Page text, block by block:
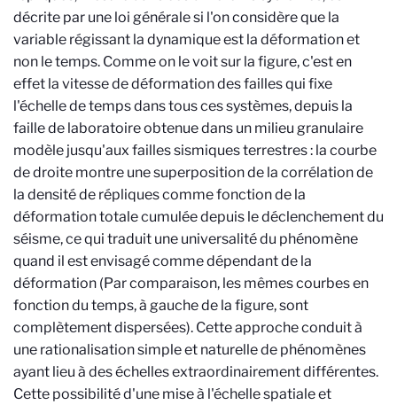
décrite par une loi générale si l'on considère que la
variable régissant la dynamique est la déformation et
non le temps. Comme on le voit sur la figure, c'est en
effet la vitesse de déformation des failles qui fixe
l'échelle de temps dans tous ces systèmes, depuis la
faille de laboratoire obtenue dans un milieu granulaire
modèle jusqu'aux failles sismiques terrestres : la courbe
de droite montre une superposition de la corrélation de
la densité de répliques comme fonction de la
déformation totale cumulée depuis le déclenchement du
séisme, ce qui traduit une universalité du phénomène
quand il est envisagé comme dépendant de la
déformation (Par comparaison, les mêmes courbes en
fonction du temps, à gauche de la figure, sont
complètement dispersées). Cette approche conduit à
une rationalisation simple et naturelle de phénomènes
ayant lieu à des échelles extraordinairement différentes.
Cette possibilité d'une mise à l'échelle spatiale et